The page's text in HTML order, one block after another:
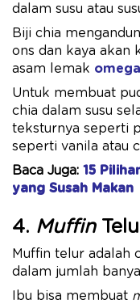
dalam susu atau
Biji chia
ons dan kaya akan
asam lemak
Untuk membuat
chia dalam susu
teksturnya seperti
seperti vanila atau
Baca Juga: 15
yang Susah Makan
4. Muffin
Muffin telur adalah
dalam jumlah
Ibu bisa membuat